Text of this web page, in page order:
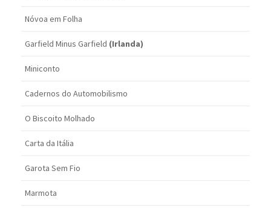
Nóvoa em Folha
Garfield Minus Garfield (Irlanda)
Miniconto
Cadernos do Automobilismo
O Biscoito Molhado
Carta da Itália
Garota Sem Fio
Marmota